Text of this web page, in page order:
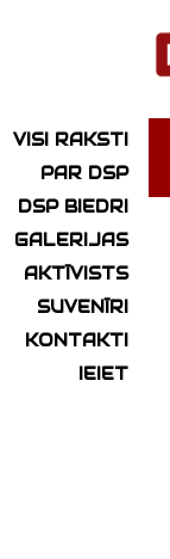
VISI RAKSTI
PAR DSP
DSP BIEDRI
GALERIJAS
AKTĪVISTS
SUVENĪRI
KONTAKTI
IEIET